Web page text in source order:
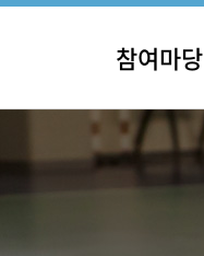
참여마당
홍보마당
포토갤러리